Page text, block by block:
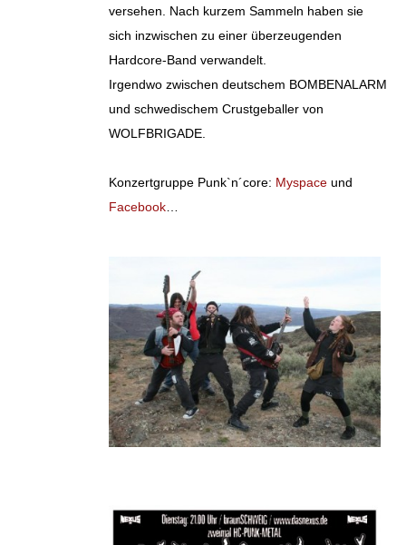
versehen. Nach kurzem Sammeln haben sie
sich inzwischen zu einer überzeugenden
Hardcore-Band verwandelt.
Irgendwo zwischen deutschem BOMBENALARM
und schwedischem Crustgeballer von
WOLFBRIGADE.
Konzertgruppe Punk`n´core: Myspace und
Facebook